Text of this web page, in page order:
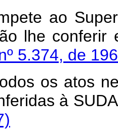
ao
lhe
5.374, de
os atos
à